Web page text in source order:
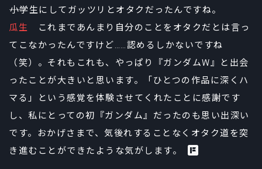
――小学生にしてガッツリとオタクだったんですね。
瓜生 これまであんまり自分のことをオタクだとは言っ
てこなかったんですけど……認めるしかないですね
（笑）。それもこれも、やっぱり『ガンダムW』と出会
ったことが大きいと思います。「ひとつの作品に深くハ
マる」という感覚を体験させてくれたことに感謝です
し、私にとっての初『ガンダム』だったのも思い出深い
です。おかげさまで、気後れすることなくオタク道を突
き進むことができたような気がします。